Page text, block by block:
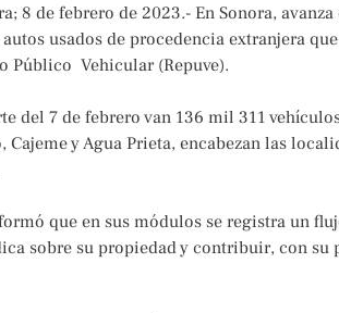
8 de febrero de 2023.- En Sonora,
usados de procedencia extranjera
Público Vehicular (Repuve).
del 7 de febrero van 136 mil 311
Cajeme y Agua Prieta, encabezan las
que en sus módulos se registra un
sobre su propiedad y contribuir, con su